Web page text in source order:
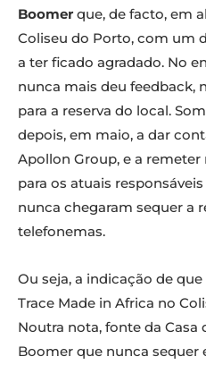
Boomer que, de facto, em
Coliseu do Porto, com um
a ter ficado agradado. No
nunca mais deu feedback,
para a reserva do local.
depois, em maio, a dar
Apollon Group, e a
para os atuais
nunca chegaram sequer a
telefonemas.
Ou seja, a indicação de
Trace Made in Africa no
Noutra nota, fonte da Casa
Boomer que nunca sequer